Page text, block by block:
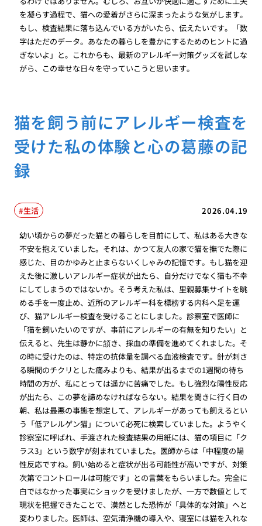
を凝らす過程で、猫への愛着がさらに深まったような気がします。
もし、検査結果に落ち込んでいる方がいたら、伝えたいです。「数
字はただのデータ。あなたの暮らしを豊かにするためのヒントに過
ぎないよ」と。これからも、最新のアレルギー対策グッズを試しな
がら、この幸せな日々を守っていこうと思います。
猫を飼う前にアレルギー検査を
受けた私の体験と心の葛藤の記
録
2026.04.19
生活
幼い頃からの夢だった猫との暮らしを目前にして、私はある大きな
不安を抱えていました。それは、かつて友人の家で猫を撫でた際に
感じた、目のかゆみと止まらないくしゃみの記憶です。もし猫を迎
えた後に激しいアレルギー症状が出たら、自分だけでなく猫も不幸
にしてしまうのではないか。そう考えた私は、里親募集サイトを眺
める手を一度止め、近所のアレルギー科を標榜する内科へ足を運
び、猫アレルギー検査を受けることにしました。診察室で医師に
「猫を飼いたいのですが、事前にアレルギーの有無を知りたい」と
伝えると、先生は静かに頷き、採血の準備を進めてくれました。そ
の時に受けたのは、特定の抗体量を調べる血液検査です。針が刺さ
る瞬間のチクリとした痛みよりも、結果が出るまでの1週間の待ち
時間の方が、私にとっては遥かに苦痛でした。もし強烈な陽性反応
が出たら、この夢を諦めなければならない。結果を聞きに行く日の
朝、私は最悪の事態を想定して、アレルギーがあっても飼えるとい
う「低アレルゲン猫」について必死に検索していました。ようやく
診察室に呼ばれ、手渡された検査結果の用紙には、猫の項目に「ク
ラス3」という数字が刻まれていました。医師からは「中程度の陽
性反応ですね。飼い始めると症状が出る可能性が高いですが、対策
次第でコントロールは可能です」との言葉をもらいました。完全に
白ではなかった事実にショックを受けましたが、一方で数値として
現状を把握できたことで、漠然とした恐怖が「具体的な対策」へと
変わりました。医師は、空気清浄機の導入や、寝室には猫を入れな